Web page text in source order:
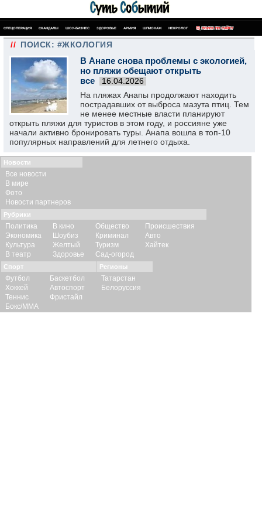
СПЕЦОПЕРАЦИЯ СКАНДАЛЫ ШОУ-БИЗНЕС ЗДОРОВЬЕ АРМИЯ ШПИОНАЖ НЕКРОЛОГ ПОИСК ПО САЙТУ
// ПОИСК: #ЖКОЛОГИЯ
В Анапе снова проблемы с экологией,
но пляжи обещают открыть
все
16.04.2026
На пляжах Анапы продолжают находить
пострадавших от выброса мазута птиц. Тем
не менее местные власти планируют
открыть пляжи для туристов в этом году, и россияне уже
начали активно бронировать туры. Анапа вошла в топ-10
популярных направлений для летнего отдыха.
Новости
Все новости
В мире
Фото
Новости партнеров
Рубрики
Политика
Экономика
Культура
В театр
В кино
Шоубиз
Желтый
Здоровье
Общество
Криминал
Туризм
Сад-огород
Происшествия
Авто
Хайтек
Спорт
Футбол
Хоккей
Теннис
Бокс/ММА
Баскетбол
Автоспорт
Фристайл
Регионы
Татарстан
Белоруссия